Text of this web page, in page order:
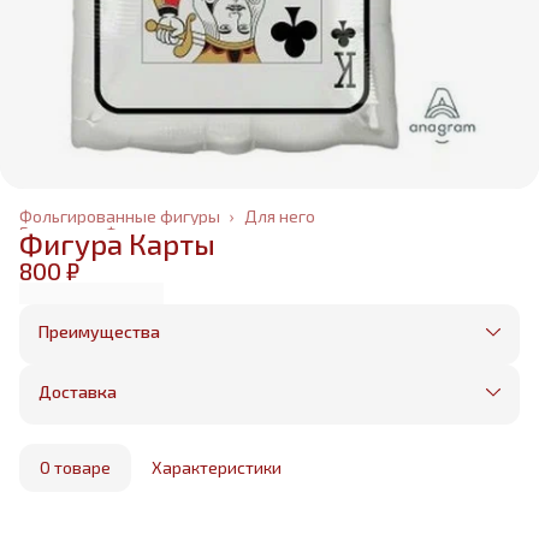
Для него
Фольгированные фигуры ›
Фольгированные шары
Главная
Фигура Карты
800 ₽
Преимущества
Оплата частями в Сплит
Бесплатная доставка в пределах КАД
маркетплейса
Доставка
О товаре Характеристики